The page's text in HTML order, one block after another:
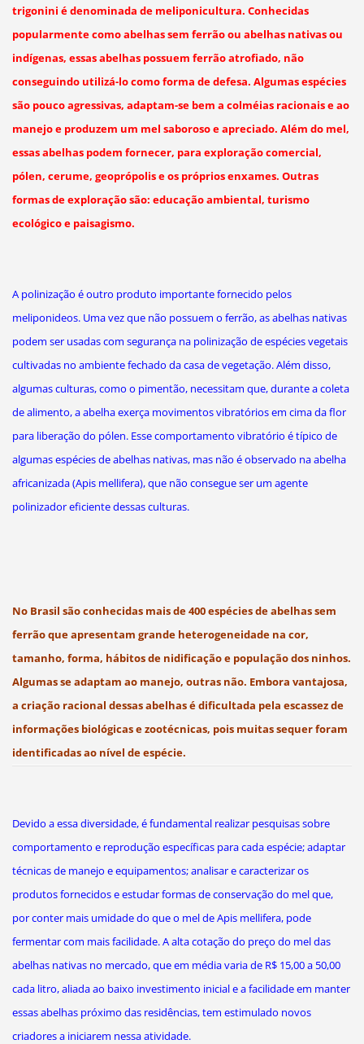
trigonini é denominada de meliponicultura. Conhecidas
popularmente como abelhas sem ferrão ou abelhas nativas ou
indígenas, essas abelhas possuem ferrão atrofiado, não
conseguindo utilizá-lo como forma de defesa. Algumas espécies
são pouco agressivas, adaptam-se bem a colméias racionais e ao
manejo e produzem um mel saboroso e apreciado. Além do mel,
essas abelhas podem fornecer, para exploração comercial,
pólen, cerume, geoprópolis e os próprios enxames. Outras
formas de exploração são: educação ambiental, turismo
ecológico e paisagismo.
A polinização é outro produto importante fornecido pelos
meliponideos. Uma vez que não possuem o ferrão, as abelhas nativas
podem ser usadas com segurança na polinização de espécies vegetais
cultivadas no ambiente fechado da casa de vegetação. Além disso,
algumas culturas, como o pimentão, necessitam que, durante a coleta
de alimento, a abelha exerça movimentos vibratórios em cima da flor
para liberação do pólen. Esse comportamento vibratório é típico de
algumas espécies de abelhas nativas, mas não é observado na abelha
africanizada (Apis mellifera), que não consegue ser um agente
polinizador eficiente dessas culturas.
No Brasil são conhecidas mais de 400 espécies de abelhas sem
ferrão que apresentam grande heterogeneidade na cor,
tamanho, forma, hábitos de nidificação e população dos ninhos.
Algumas se adaptam ao manejo, outras não. Embora vantajosa,
a criação racional dessas abelhas é dificultada pela escassez de
informações biológicas e zootécnicas, pois muitas sequer foram
identificadas ao nível de espécie.
Devido a essa diversidade, é fundamental realizar pesquisas sobre
comportamento e reprodução específicas para cada espécie; adaptar
técnicas de manejo e equipamentos; analisar e caracterizar os
produtos fornecidos e estudar formas de conservação do mel que,
por conter mais umidade do que o mel de Apis mellifera, pode
fermentar com mais facilidade. A alta cotação do preço do mel das
abelhas nativas no mercado, que em média varia de R$ 15,00 a 50,00
cada litro, aliada ao baixo investimento inicial e a facilidade em manter
essas abelhas próximo das residências, tem estimulado novos
criadores a iniciarem nessa atividade.